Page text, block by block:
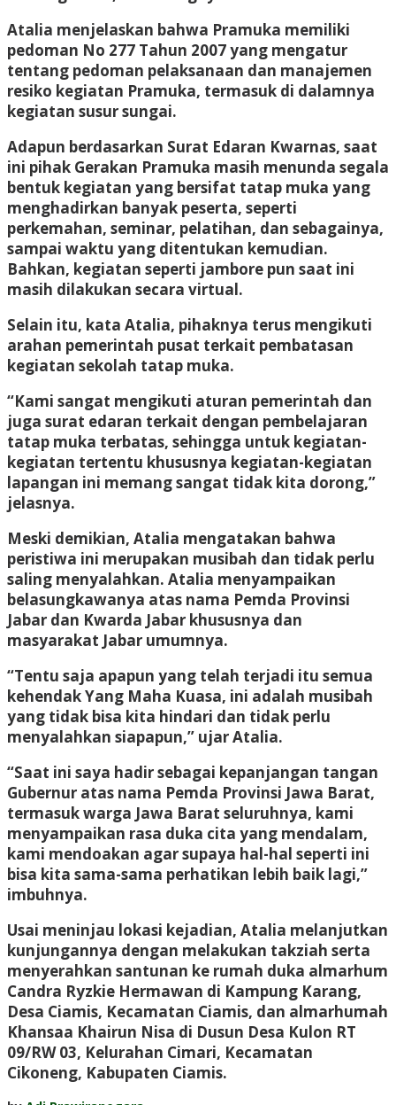
Atalia menjelaskan bahwa Pramuka memiliki
pedoman No 277 Tahun 2007 yang mengatur
tentang pedoman pelaksanaan dan manajemen
resiko kegiatan Pramuka, termasuk di dalamnya
kegiatan susur sungai.
Adapun berdasarkan Surat Edaran Kwarnas, saat
ini pihak Gerakan Pramuka masih menunda segala
bentuk kegiatan yang bersifat tatap muka yang
menghadirkan banyak peserta, seperti
perkemahan, seminar, pelatihan, dan sebagainya,
sampai waktu yang ditentukan kemudian.
Bahkan, kegiatan seperti jambore pun saat ini
masih dilakukan secara virtual.
Selain itu, kata Atalia, pihaknya terus mengikuti
arahan pemerintah pusat terkait pembatasan
kegiatan sekolah tatap muka.
“Kami sangat mengikuti aturan pemerintah dan
juga surat edaran terkait dengan pembelajaran
tatap muka terbatas, sehingga untuk kegiatan-
kegiatan tertentu khususnya kegiatan-kegiatan
lapangan ini memang sangat tidak kita dorong,”
jelasnya.
Meski demikian, Atalia mengatakan bahwa
peristiwa ini merupakan musibah dan tidak perlu
saling menyalahkan. Atalia menyampaikan
belasungkawanya atas nama Pemda Provinsi
Jabar dan Kwarda Jabar khususnya dan
masyarakat Jabar umumnya.
“Tentu saja apapun yang telah terjadi itu semua
kehendak Yang Maha Kuasa, ini adalah musibah
yang tidak bisa kita hindari dan tidak perlu
menyalahkan siapapun,” ujar Atalia.
“Saat ini saya hadir sebagai kepanjangan tangan
Gubernur atas nama Pemda Provinsi Jawa Barat,
termasuk warga Jawa Barat seluruhnya, kami
menyampaikan rasa duka cita yang mendalam,
kami mendoakan agar supaya hal-hal seperti ini
bisa kita sama-sama perhatikan lebih baik lagi,”
imbuhnya.
Usai meninjau lokasi kejadian, Atalia melanjutkan
kunjungannya dengan melakukan takziah serta
menyerahkan santunan ke rumah duka almarhum
Candra Ryzkie Hermawan di Kampung Karang,
Desa Ciamis, Kecamatan Ciamis, dan almarhumah
Khansaa Khairun Nisa di Dusun Desa Kulon RT
09/RW 03, Kelurahan Cimari, Kecamatan
Cikoneng, Kabupaten Ciamis.